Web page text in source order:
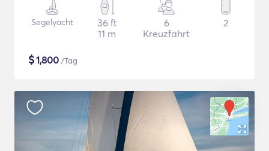
Segelyacht
36 ft
11 m
6
Kreuzfahrt
2
$1,800 /Tag